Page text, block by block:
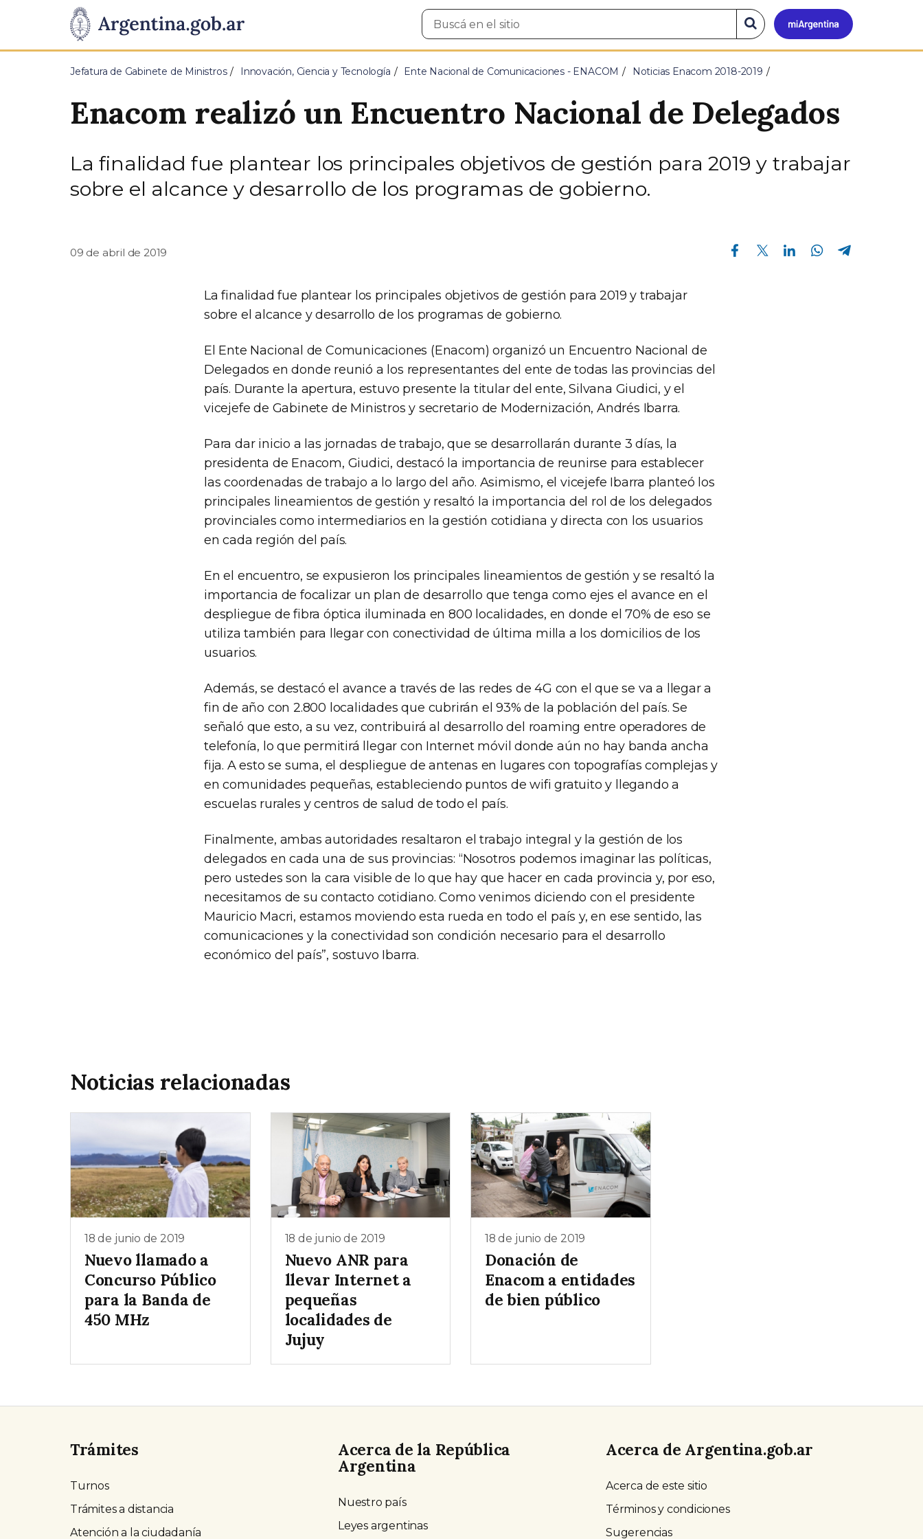
Presidencia
de
Pasar al contenido principal
Mi
Buscar
en
Buscar
en
el
sitio
Jefatura de Gabinete de Ministros Innovación, Ciencia y Tecnología Ente Nacional de Comunicaciones - ENACOM Noticias Enacom 2018-2019
Enacom realizó un Encuentro Nacional de Delegados
La finalidad fue plantear los principales objetivos de gestión para 2019 y trabajar
sobre el alcance y desarrollo de los programas de gobierno.
09 de abril de 2019
Compartir en Facebook Compartir en Twitter Compartir en Linkedin Compartir en Whatsapp
La finalidad fue plantear los principales objetivos de gestión para 2019 y trabajar
sobre el alcance y desarrollo de los programas de gobierno.
El Ente Nacional de Comunicaciones (Enacom) organizó un Encuentro Nacional de
Delegados en donde reunió a los representantes del ente de todas las provincias del
país. Durante la apertura, estuvo presente la titular del ente, Silvana Giudici, y el
vicejefe de Gabinete de Ministros y secretario de Modernización, Andrés Ibarra.
Para dar inicio a las jornadas de trabajo, que se desarrollarán durante 3 días, la
presidenta de Enacom, Giudici, destacó la importancia de reunirse para establecer
las coordenadas de trabajo a lo largo del año. Asimismo, el vicejefe Ibarra planteó los
principales lineamientos de gestión y resaltó la importancia del rol de los delegados
provinciales como intermediarios en la gestión cotidiana y directa con los usuarios
en cada región del país.
En el encuentro, se expusieron los principales lineamientos de gestión y se resaltó la
importancia de focalizar un plan de desarrollo que tenga como ejes el avance en el
despliegue de fibra óptica iluminada en 800 localidades, en donde el 70% de eso se
utiliza también para llegar con conectividad de última milla a los domicilios de los
usuarios.
Además, se destacó el avance a través de las redes de 4G con el que se va a llegar a
fin de año con 2.800 localidades que cubrirán el 93% de la población del país. Se
señaló que esto, a su vez, contribuirá al desarrollo del roaming entre operadores de
telefonía, lo que permitirá llegar con Internet móvil donde aún no hay banda ancha
fija. A esto se suma, el despliegue de antenas en lugares con topografías complejas y
en comunidades pequeñas, estableciendo puntos de wifi gratuito y llegando a
escuelas rurales y centros de salud de todo el país.
Finalmente, ambas autoridades resaltaron el trabajo integral y la gestión de los
delegados en cada una de sus provincias: “Nosotros podemos imaginar las políticas,
pero ustedes son la cara visible de lo que hay que hacer en cada provincia y, por eso,
necesitamos de su contacto cotidiano. Como venimos diciendo con el presidente
Mauricio Macri, estamos moviendo esta rueda en todo el país y, en ese sentido, las
comunicaciones y la conectividad son condición necesario para el desarrollo
económico del país”, sostuvo Ibarra.
Noticias relacionadas
18 de junio de 2019
Nuevo llamado a
Concurso Público
para la Banda de
450 MHz
18 de junio de 2019
Nuevo ANR para
llevar Internet a
pequeñas
localidades de
Jujuy
18 de junio de 2019
Donación de
Enacom a entidades
de bien público
Trámites
Turnos
Trámites a distancia
Atención a la ciudadanía
Acerca de la República
Argentina
Nuestro país
Leyes argentinas
Acerca de Argentina.gob.ar
Acerca de este sitio
Términos y condiciones
Sugerencias